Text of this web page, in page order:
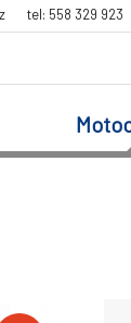
tel: 558 329 923